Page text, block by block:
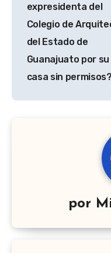
entradas
expresidenta del
Colegio de
del Estado de
Guanajuato por su
casa sin permisos?
por